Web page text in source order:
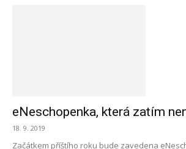
eNeschopenka, která zatím
18. 9. 2019
Začátkem příštího roku bude zavedena